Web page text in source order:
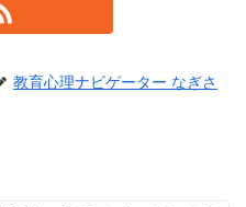
教育心理ナビゲーター なぎさ